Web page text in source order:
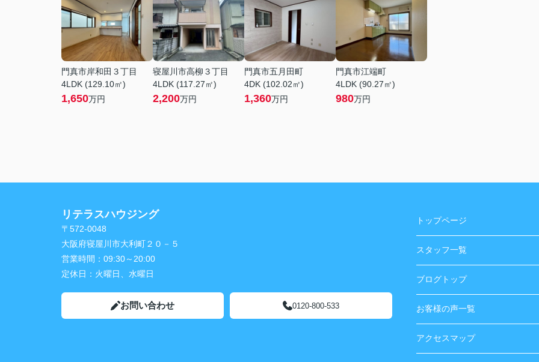
門真市岸和田３丁目
4LDK (129.10㎡)
1,650万円
寝屋川市高柳３丁目
4LDK (117.27㎡)
2,200万円
門真市五月田町
4DK (102.02㎡)
1,360万円
門真市江端町
4LDK (90.27㎡)
980万円
リテラスハウジング
〒572-0048
大阪府寝屋川市大利町２０－５
営業時間： 09:30～20:00
定休日： 火曜日、水曜日
お問い合わせ 0120-800-533
トップページ
スタッフ一覧
ブログトップ
お客様の声一覧
アクセスマップ